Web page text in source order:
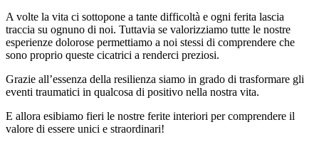
A volte la vita ci sottopone a tante difficoltà e ogni ferita lascia
traccia su ognuno di noi. Tuttavia se valorizziamo tutte le nostre
esperienze dolorose permettiamo a noi stessi di comprendere che
sono proprio queste cicatrici a renderci preziosi.
Grazie all’essenza della resilienza siamo in grado di trasformare gli
eventi traumatici in qualcosa di positivo nella nostra vita.
E allora esibiamo fieri le nostre ferite interiori per comprendere il
valore di essere unici e straordinari!